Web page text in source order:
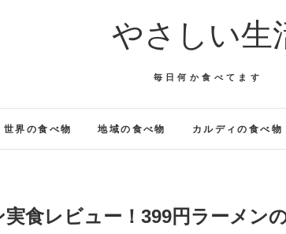
やさしい生
毎日何か食べてます
世界の食べ物 地域の食べ物 カルディの食べ物
食レビュー！399円ラーメン